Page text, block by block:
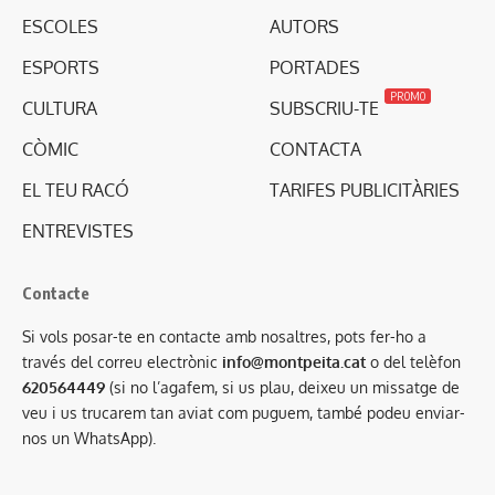
ESCOLES
ESPORTS
CULTURA
CÒMIC
EL TEU RACÓ
ENTREVISTES
AUTORS
PORTADES
SUBSCRIU-TE
PROMO
CONTACTA
TARIFES PUBLICITÀRIES
Contacte
Si vols posar-te en contacte amb nosaltres, pots fer-ho a
través del correu electrònic info@montpeita.cat o del telèfon
620564449 (si no l’agafem, si us plau, deixeu un missatge de
veu i us trucarem tan aviat com puguem, també podeu enviar-
nos un WhatsApp).